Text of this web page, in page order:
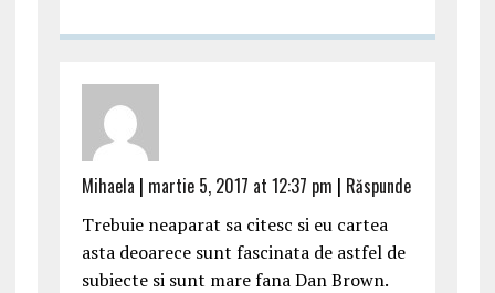
Mihaela | martie 5, 2017 at 12:37 pm | Răspunde
Trebuie neaparat sa citesc si eu cartea
asta deoarece sunt fascinata de astfel de
subiecte si sunt mare fana Dan Brown.